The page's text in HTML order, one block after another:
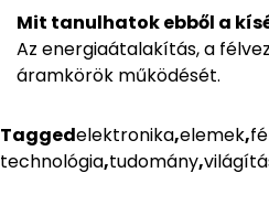
Mit tanulhatok ebből a
Az energiaátalakítás, a
áramkörök működését.
Taggedelektronika,elemek,
technológia,tudomány,